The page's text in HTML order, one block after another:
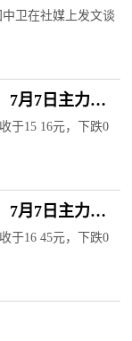
卫在社媒上发文谈
7月7日主力资
于15 16元，下跌0
7月7日主力资
于16 45元，下跌0